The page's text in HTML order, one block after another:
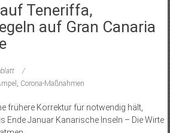
Teneriffa,
auf Gran Canaria
, Corona-Maßnahmen
frühere Korrektur für notwendig hält,
Ende Januar Kanarische Inseln – Die Wirte